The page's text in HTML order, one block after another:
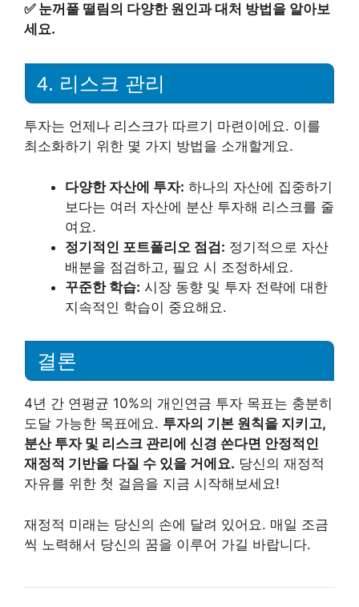
✅ 눈꺼풀 떨림의 다양한 원인과 대처 방법을 알아보
세요.
4. 리스크 관리
투자는 언제나 리스크가 따르기 마련이에요. 이를
최소화하기 위한 몇 가지 방법을 소개할게요.
다양한 자산에 투자: 하나의 자산에 집중하기
보다는 여러 자산에 분산 투자해 리스크를 줄
여요.
정기적인 포트폴리오 점검: 정기적으로 자산
배분을 점검하고, 필요 시 조정하세요.
꾸준한 학습: 시장 동향 및 투자 전략에 대한
지속적인 학습이 중요해요.
결론
4년 간 연평균 10%의 개인연금 투자 목표는 충분히
도달 가능한 목표에요. 투자의 기본 원칙을 지키고,
분산 투자 및 리스크 관리에 신경 쓴다면 안정적인
재정적 기반을 다질 수 있을 거에요. 당신의 재정적
자유를 위한 첫 걸음을 지금 시작해보세요!
재정적 미래는 당신의 손에 달려 있어요. 매일 조금
씩 노력해서 당신의 꿈을 이루어 가길 바랍니다.